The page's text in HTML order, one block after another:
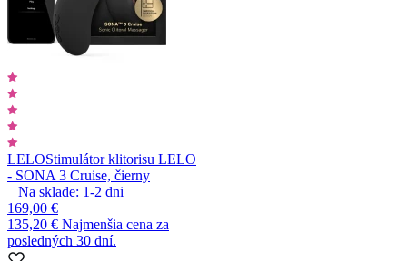
LELOStimulátor klitorisu LELO
- SONA 3 Cruise, čierny
Na sklade: 1-2 dni
169,00 €
135,20 € Najmenšia cena za
posledných 30 dní.